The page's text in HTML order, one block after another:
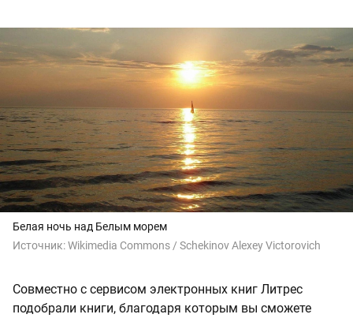
Белая ночь над Белым морем
Источник:Wikimedia Commons / Schekinov Alexey Victorovich
Совместно с сервисом электронных книг Литрес
подобрали книги, благодаря которым вы сможете